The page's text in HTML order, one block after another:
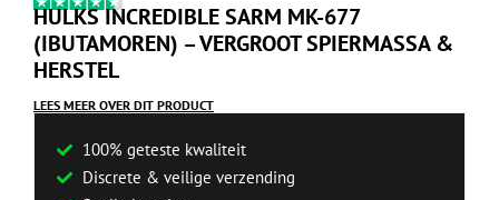
HULKS INCREDIBLE SARM MK-677
(IBUTAMOREN) – VERGROOT SPIERMASSA &
HERSTEL
LEES MEER OVER DIT PRODUCT
100% geteste kwaliteit
Discrete & veilige verzending